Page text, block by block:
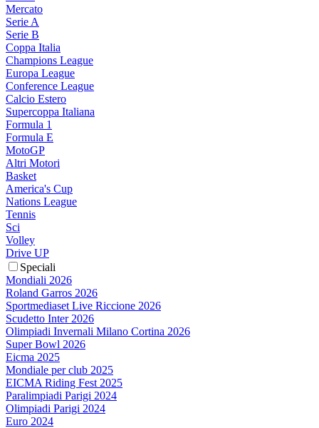
Mercato
Serie A
Serie B
Coppa Italia
Champions League
Europa League
Conference League
Calcio Estero
Supercoppa Italiana
Formula 1
Formula E
MotoGP
Altri Motori
Basket
America's Cup
Nations League
Tennis
Sci
Volley
Drive UP
Speciali
Mondiali 2026
Roland Garros 2026
Sportmediaset Live Riccione 2026
Scudetto Inter 2026
Olimpiadi Invernali Milano Cortina 2026
Super Bowl 2026
Eicma 2025
Mondiale per club 2025
EICMA Riding Fest 2025
Paralimpiadi Parigi 2024
Olimpiadi Parigi 2024
Euro 2024